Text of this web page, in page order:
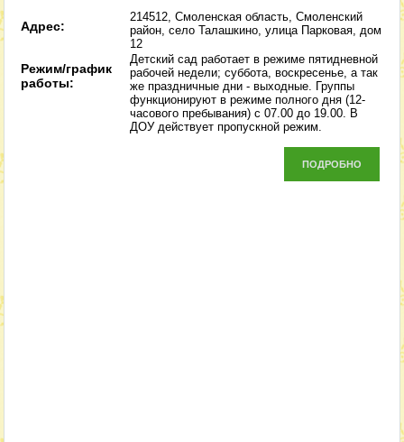
Адрес:
214512, Смоленская область, Смоленский
район, село Талашкино, улица Парковая, дом
12
Режим/график
работы:
Детский сад работает в режиме пятидневной
рабочей недели; суббота, воскресенье, а так
же праздничные дни - выходные. Группы
функционируют в режиме полного дня (12-
часового пребывания) с 07.00 до 19.00. В
ДОУ действует пропускной режим.
ПОДРОБНО